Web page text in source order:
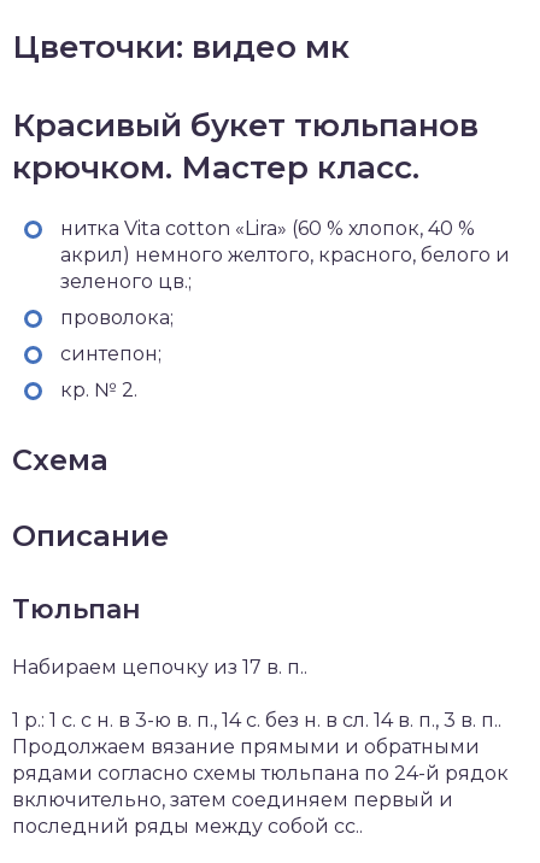
Цветочки: видео мк
Красивый букет тюльпанов
крючком. Мастер класс.
нитка Vita cotton «Lira» (60 % хлопок, 40 %
акрил) немного желтого, красного, белого и
зеленого цв.;
проволока;
синтепон;
кр. № 2.
Схема
Описание
Тюльпан
Набираем цепочку из 17 в. п..
1 р.: 1 с. с н. в 3-ю в. п., 14 с. без н. в сл. 14 в. п., 3 в. п..
Продолжаем вязание прямыми и обратными
рядами согласно схемы тюльпана по 24-й рядок
включительно, затем соединяем первый и
последний ряды между собой сс..